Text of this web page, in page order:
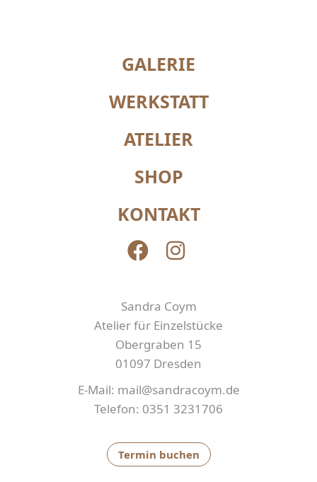
GALERIE
WERKSTATT
ATELIER
SHOP
KONTAKT
Sandra Coym
Atelier für Einzelstücke
Obergraben 15
01097 Dresden
E-Mail: mail@sandracoym.de
Telefon: 0351 3231706
Termin buchen